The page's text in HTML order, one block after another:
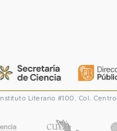
Instituto Literario #100. Col. Centro